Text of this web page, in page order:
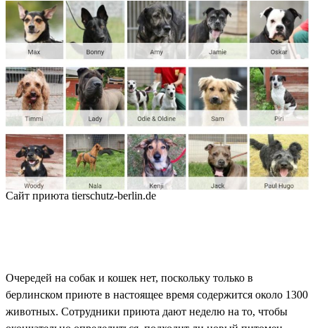
Сайт приюта tierschutz-berlin.de
Очередей на собак и кошек нет, поскольку только в
берлинском приюте в настоящее время содержится около 1300
животных. Сотрудники приюта дают неделю на то, чтобы